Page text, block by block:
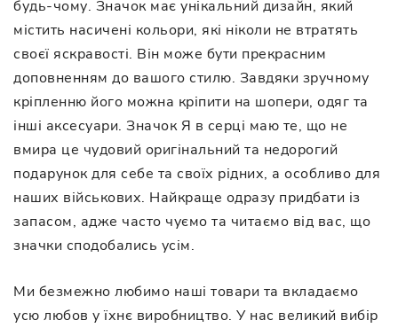
будь-чому. Значок має унікальний дизайн, який
містить насичені кольори, які ніколи не втратять
своєї яскравості. Він може бути прекрасним
доповненням до вашого стилю. Завдяки зручному
кріпленню його можна кріпити на шопери, одяг та
інші аксесуари. Значок Я в серці маю те, що не
вмира це чудовий оригінальний та недорогий
подарунок для себе та своїх рідних, а особливо для
наших військових. Найкраще одразу придбати із
запасом, адже часто чуємо та читаємо від вас, що
значки сподобались усім.
Ми безмежно любимо наші товари та вкладаємо
усю любов у їхнє виробництво. У нас великий вибір